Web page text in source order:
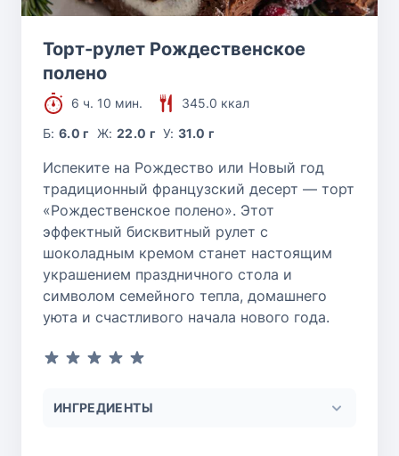
Торт-рулет Рождественское
полено
6 ч. 10 мин.
345.0 ккал
Б:6.0 г Ж: 22.0 г У:31.0 г
Испеките на Рождество или Новый год
традиционный французский десерт — торт
«Рождественское полено». Этот
эффектный бисквитный рулет с
шоколадным кремом станет настоящим
украшением праздничного стола и
символом семейного тепла, домашнего
уюта и счастливого начала нового года.
ИНГРЕДИЕНТЫ